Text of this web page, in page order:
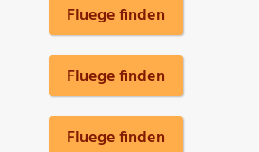
Fluege finden
Fluege finden
Fluege finden